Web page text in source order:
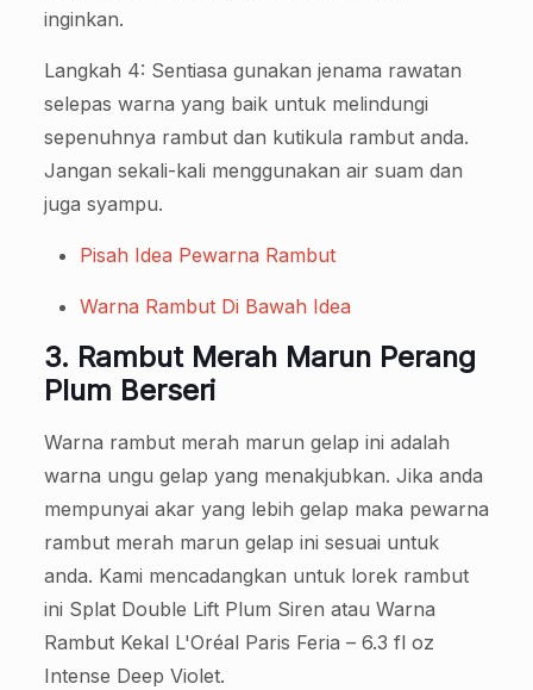
inginkan.
Langkah 4: Sentiasa gunakan jenama rawatan
selepas warna yang baik untuk melindungi
sepenuhnya rambut dan kutikula rambut anda.
Jangan sekali-kali menggunakan air suam dan
juga syampu.
Pisah Idea Pewarna Rambut
Warna Rambut Di Bawah Idea
3. Rambut Merah Marun Perang
Plum Berseri
Warna rambut merah marun gelap ini adalah
warna ungu gelap yang menakjubkan. Jika anda
mempunyai akar yang lebih gelap maka pewarna
rambut merah marun gelap ini sesuai untuk
anda. Kami mencadangkan untuk lorek rambut
ini Splat Double Lift Plum Siren atau Warna
Rambut Kekal L'Oréal Paris Feria – 6.3 fl oz
Intense Deep Violet.